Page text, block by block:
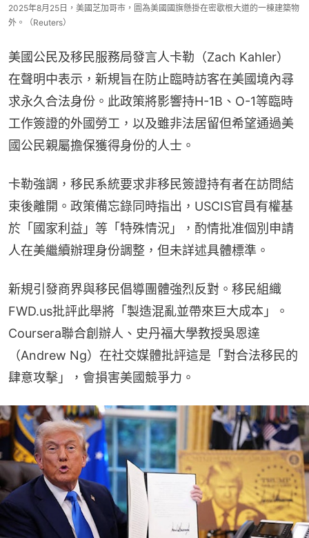
2025年8月25日，美國芝加哥市，圖為美國國旗懸掛在密歇根大道的一棟建築物
外。（Reuters）
美國公民及移民服務局發言人卡勒（Zach Kahler）
在聲明中表示，新規旨在防止臨時訪客在美國境內尋
求永久合法身份。此政策將影響持H-1B、O-1等臨時
工作簽證的外國勞工，以及雖非法居留但希望通過美
國公民親屬擔保獲得身份的人士。
卡勒強調，移民系統要求非移民簽證持有者在訪問結
束後離開。政策備忘錄同時指出，USCIS官員有權基
於「國家利益」等「特殊情況」，酌情批准個別申請
人在美繼續辦理身份調整，但未詳述具體標準。
新規引發商界與移民倡導團體強烈反對。移民組織
FWD.us批評此舉將「製造混亂並帶來巨大成本」。
Coursera聯合創辦人、史丹福大學教授吳恩達
（Andrew Ng）在社交媒體批評這是「對合法移民的
肆意攻擊」，會損害美國競爭力。